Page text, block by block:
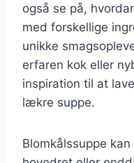
også se på,
med forskellige
unikke
erfaren kok eller
inspiration til at
lækre suppe.
Blomkålssuppe